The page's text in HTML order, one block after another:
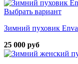
Выбрать вариант
Зимний пуховик
25 000 руб